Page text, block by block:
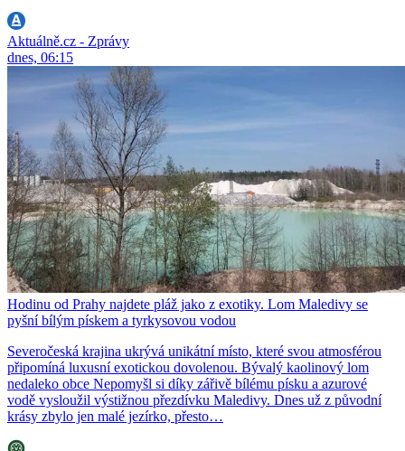
Aktuálně.cz - Zprávy
dnes, 06:15
Hodinu od Prahy najdete pláž jako z exotiky. Lom Maledivy se
pyšní bílým pískem a tyrkysovou vodou
Severočeská krajina ukrývá unikátní místo, které svou atmosférou
připomíná luxusní exotickou dovolenou. Bývalý kaolinový lom
nedaleko obce Nepomyšl si díky zářivě bílému písku a azurové
vodě vysloužil výstižnou přezdívku Maledivy. Dnes už z původní
krásy zbylo jen malé jezírko, přesto…